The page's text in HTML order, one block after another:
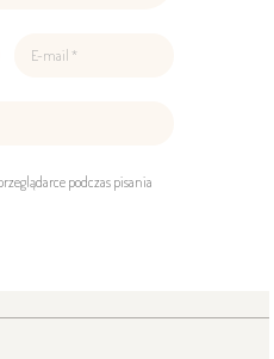
podczas pisania